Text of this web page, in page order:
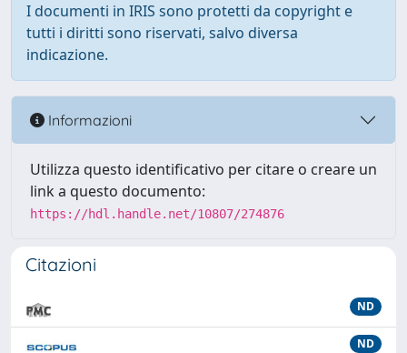
I documenti in IRIS sono protetti da copyright e
tutti i diritti sono riservati, salvo diversa
indicazione.
Informazioni
Utilizza questo identificativo per citare o creare un
link a questo documento:
https://hdl.handle.net/10807/274876
Citazioni
ND
ND